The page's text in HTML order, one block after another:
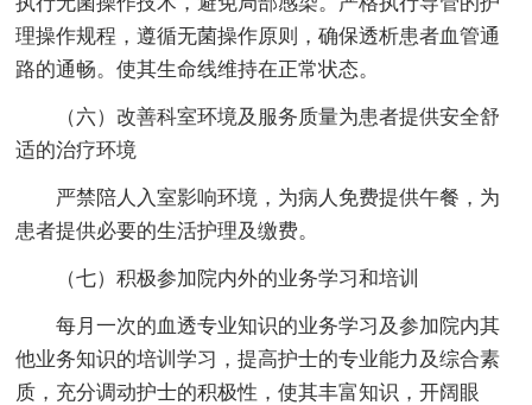
理操作规程，遵循无菌操作原则，确保透析患者血管通
路的通畅。使其生命线维持在正常状态。
（六）改善科室环境及服务质量为患者提供安全舒
适的治疗环境
严禁陪人入室影响环境，为病人免费提供午餐，为
患者提供必要的生活护理及缴费。
（七）积极参加院内外的业务学习和培训
每月一次的血透专业知识的业务学习及参加院内其
他业务知识的培训学习，提高护士的专业能力及综合素
质，充分调动护士的积极性，使其丰富知识，开阔眼